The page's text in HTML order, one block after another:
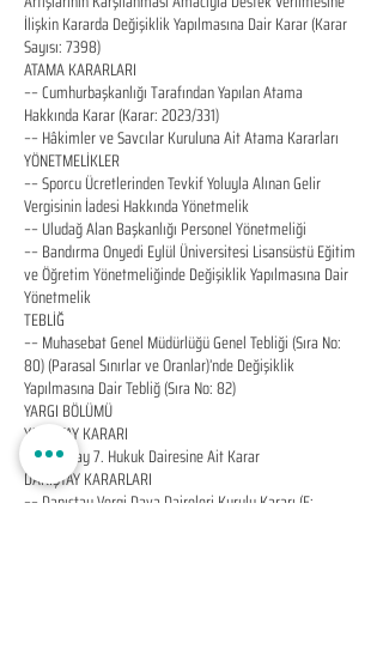
İlişkin Kararda Değişiklik Yapılmasına Dair Karar (Karar
Sayısı: 7398)
ATAMA KARARLARI
–– Cumhurbaşkanlığı Tarafından Yapılan Atama
Hakkında Karar (Karar: 2023/331)
–– Hâkimler ve Savcılar Kuruluna Ait Atama Kararları
YÖNETMELİKLER
–– Sporcu Ücretlerinden Tevkif Yoluyla Alınan Gelir
Vergisinin İadesi Hakkında Yönetmelik
–– Uludağ Alan Başkanlığı Personel Yönetmeliği
–– Bandırma Onyedi Eylül Üniversitesi Lisansüstü Eğitim
ve Öğretim Yönetmeliğinde Değişiklik Yapılmasına Dair
Yönetmelik
TEBLİĞ
–– Muhasebat Genel Müdürlüğü Genel Tebliği (Sıra No:
80) (Parasal Sınırlar ve Oranlar)’nde Değişiklik
Yapılmasına Dair Tebliğ (Sıra No: 82)
YARGI BÖLÜMÜ
YARGITAY KARARI
–– Yargıtay 7. Hukuk Dairesine Ait Karar
DANIŞTAY KARARLARI
–– Danıştay Vergi Dava Daireleri Kurulu Kararı (E: